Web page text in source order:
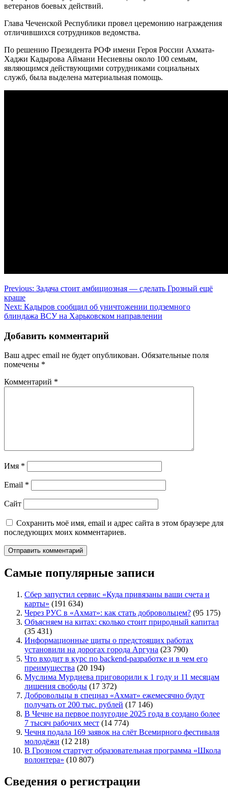
ветеранов боевых действий.
Глава Чеченской Республики провел церемонию награждения
отличившихся сотрудников ведомства.
По решению Президента РОФ имени Героя России Ахмата-
Хаджи Кадырова Аймани Несиевны около 100 семьям,
являющимся действующими сотрудниками социальных
служб, была выделена материальная помощь.
Навигация
по
записям
Previous: Задача стоит амбициозная — сделать Грозный ещё
краше
Next: Кадыров сообщил об уничтожении подземного
блиндажа ВСУ на Харьковском направлении
Добавить комментарий
Ваш адрес email не будет опубликован. Обязательные поля
помечены *
Комментарий *
Имя *
Email *
Сайт
Сохранить моё имя, email и адрес сайта в этом браузере для
последующих моих комментариев.
Самые популярные записи
Сбер запустил сервис «Куда привязаны ваши счета и
карты» (191 634)
Через РУС в «Ахмат»: как стать добровольцем? (95 175)
Объясняем на китах: сколько стоит природный капитал
(35 431)
Информационные щиты о предстоящих работах
установили на дорогах города Аргуна (23 790)
Что входит в курс по backend-разработке и в чем его
преимущества (20 194)
Муслима Мурдиева приговорили к 1 году и 11 месяцам
лишения свободы (17 372)
Добровольцы в спецназ «Ахмат» ежемесячно будут
получать от 200 тыс. рублей (17 146)
В Чечне на первое полугодие 2025 года в создано более
7 тысяч рабочих мест (14 774)
Чечня подала 169 заявок на слёт Всемирного фестиваля
молодёжи (12 218)
В Грозном стартует образовательная программа «Школа
волонтера» (10 807)
Сведения о регистрации